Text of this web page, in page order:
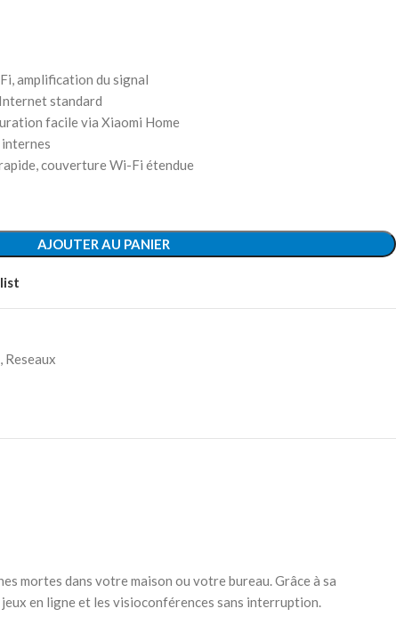
amplification du signal
standard
facile via Xiaomi Home
internes
couverture Wi-Fi étendue
AJOUTER AU PANIER
, Reseaux
mortes dans votre maison ou votre bureau. Grâce à sa
en ligne et les visioconférences sans interruption.